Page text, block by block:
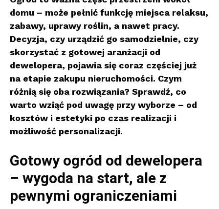
domu – może pełnić funkcję miejsca relaksu,
zabawy, uprawy roślin, a nawet pracy.
Decyzja, czy urządzić go samodzielnie, czy
skorzystać z gotowej aranżacji od
dewelopera, pojawia się coraz częściej już
na etapie zakupu nieruchomości. Czym
różnią się oba rozwiązania? Sprawdź, co
warto wziąć pod uwagę przy wyborze – od
kosztów i estetyki po czas realizacji i
możliwość personalizacji.
Gotowy ogród od dewelopera
– wygoda na start, ale z
pewnymi ograniczeniami